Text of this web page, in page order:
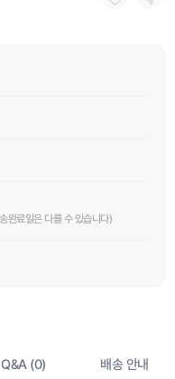
완료일은 다를 수 있습니다)
Q&A (0) 배송 안내